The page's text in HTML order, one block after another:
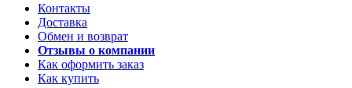
Контакты
Доставка
Обмен и возврат
Отзывы о компании
Как оформить заказ
Как купить